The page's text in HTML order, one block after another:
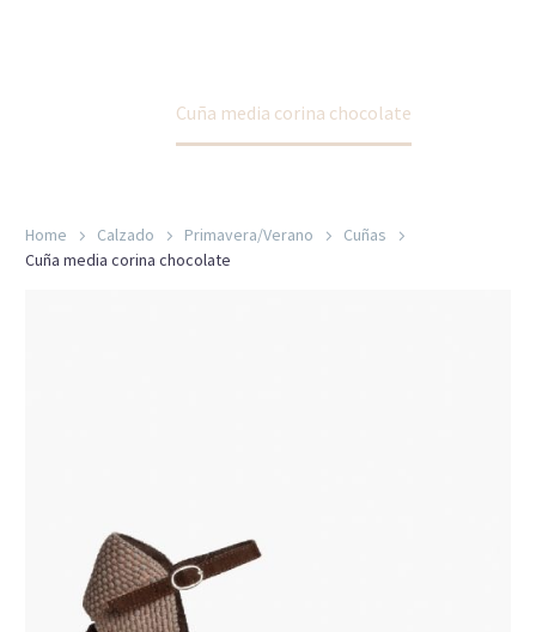
Cuña media corina chocolate
Home Calzado Primavera/Verano
Cuñas
Cuña media corina chocolate